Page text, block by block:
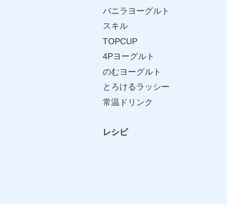
バニラヨーグルト
スキル
TOPCUP
4Pヨーグルト
のむヨーグルト
とろけるラッシー
常温ドリンク
レシピ